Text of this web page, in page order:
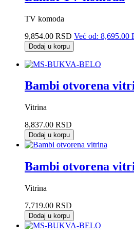
TV komoda
9,854.00 RSD Već od: 8,695.00
Dodaj u korpu
Bambi otvorena
Vitrina
8,837.00 RSD
Dodaj u korpu
Bambi otvorena
Vitrina
7,719.00 RSD
Dodaj u korpu